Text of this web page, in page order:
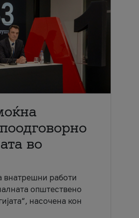
во
внатрешни работи
општествено
насочена кон